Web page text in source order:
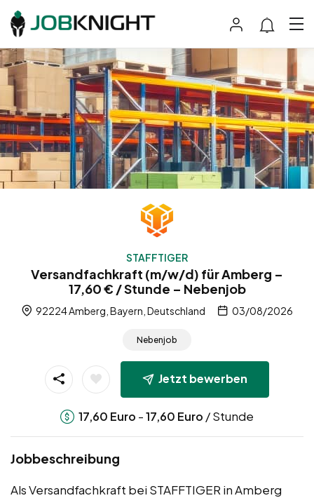
STAFFTIGER
Versandfachkraft (m/w/d) für Amberg –
17,60 € / Stunde – Nebenjob
92224 Amberg, Bayern, Deutschland 03/08/2026
Nebenjob
Jetzt bewerben
17,60 Euro -17,60 Euro / Stunde
Jobbeschreibung
Als Versandfachkraft bei STAFFTIGER in Amberg